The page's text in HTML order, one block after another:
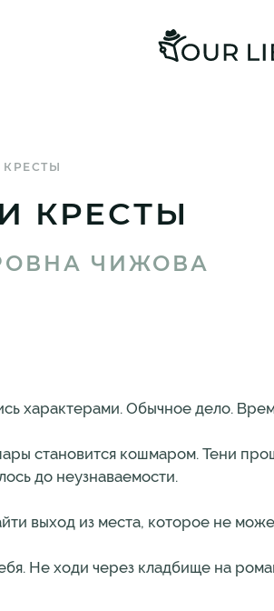
КРЕСТЫ
ЧИЖОВА
характерами. Обычное дело.
становится кошмаром. Тени
до неузнаваемости.
выход из места, которое не
Не ходи через кладбище на